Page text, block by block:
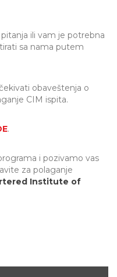
ili vam je potrebna
sa nama putem
obaveštenja o
CIM ispita.
.
i pozivamo vas
za polaganje
Institute of